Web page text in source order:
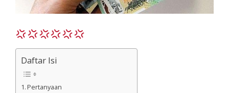
Daftar Isi
Pertanyaan